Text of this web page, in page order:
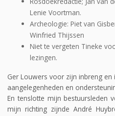
Lenie Voortman.
Archeologie: Piet van
Winfried Thijssen
Niet te vergeten Tineke
lezingen.
Ger Louwers voor zijn inbreng
aangelegenheden en
En tenslotte mijn bestuursleden
mijn richting zijnde André